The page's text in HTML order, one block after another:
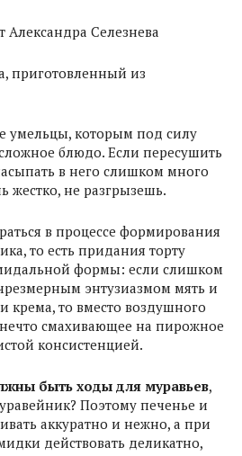
приготовленный из
умельцы, которым под силу
блюдо. Если пересушить
в него слишком много
жестко, не разгрызешь.
в процессе формирования
то есть придания торту
формы: если слишком
энтузиазмом мять и
крема, то вместо воздушного
смахивающее на пирожное
консистенцией.
быть ходы для муравьев,
Поэтому печенье и
аккуратно и нежно, а при
действовать деликатно,